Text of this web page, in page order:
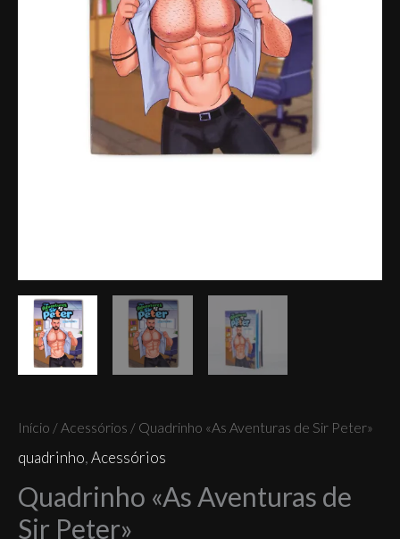
Início /Acessórios / Quadrinho «As Aventuras de Sir Peter»
quadrinho,Acessórios
Quadrinho «As Aventuras de
Sir Peter»